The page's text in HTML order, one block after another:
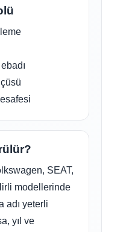
SEAT,
modellerinde
adı yeterli
yıl ve